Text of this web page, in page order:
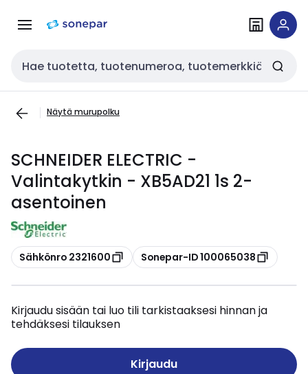
navigointiinsisältöön
Haku
Näytä murupolku
SCHNEIDER ELECTRIC -
Valintakytkin - XB5AD21 1s 2-
asentoinen
Kopioi
Sähkönro 2321600 Kopioi
Sonepar-ID 100065038
Kirjaudu sisään tai luo tili tarkistaaksesi hinnan ja
tehdäksesi tilauksen
Kirjaudu